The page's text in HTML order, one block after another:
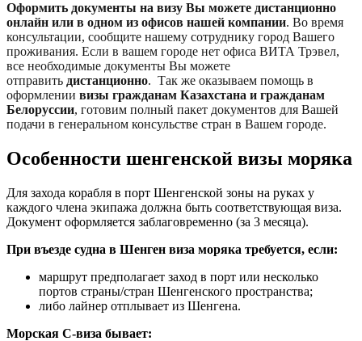
Оформить документы на визу Вы можете дистанционно
онлайн или в одном из офисов нашей компании. Во время
консультации, сообщите нашему сотруднику город Вашего
проживания. Если в вашем городе нет офиса ВИТА Трэвел,
все необходимые документы Вы можете
отправить дистанционно. Так же оказываем помощь в
оформлении визы гражданам Казахстана и гражданам
Белоруссии, готовим полный пакет документов для Вашей
подачи в генеральном консульстве стран в Вашем городе.
Особенности шенгенской визы моряка
Для захода корабля в порт Шенгенской зоны на руках у
каждого члена экипажа должна быть соответствующая виза.
Документ оформляется заблаговременно (за 3 месяца).
При въезде судна в Шенген виза моряка требуется, если:
маршрут предполагает заход в порт или несколько
портов страны/стран Шенгенского пространства;
либо лайнер отплывает из Шенгена.
Морская C-виза бывает: